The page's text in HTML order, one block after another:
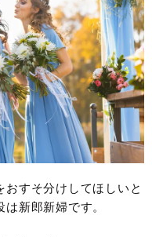
すそ分けしてほしいと
新郎新婦です。